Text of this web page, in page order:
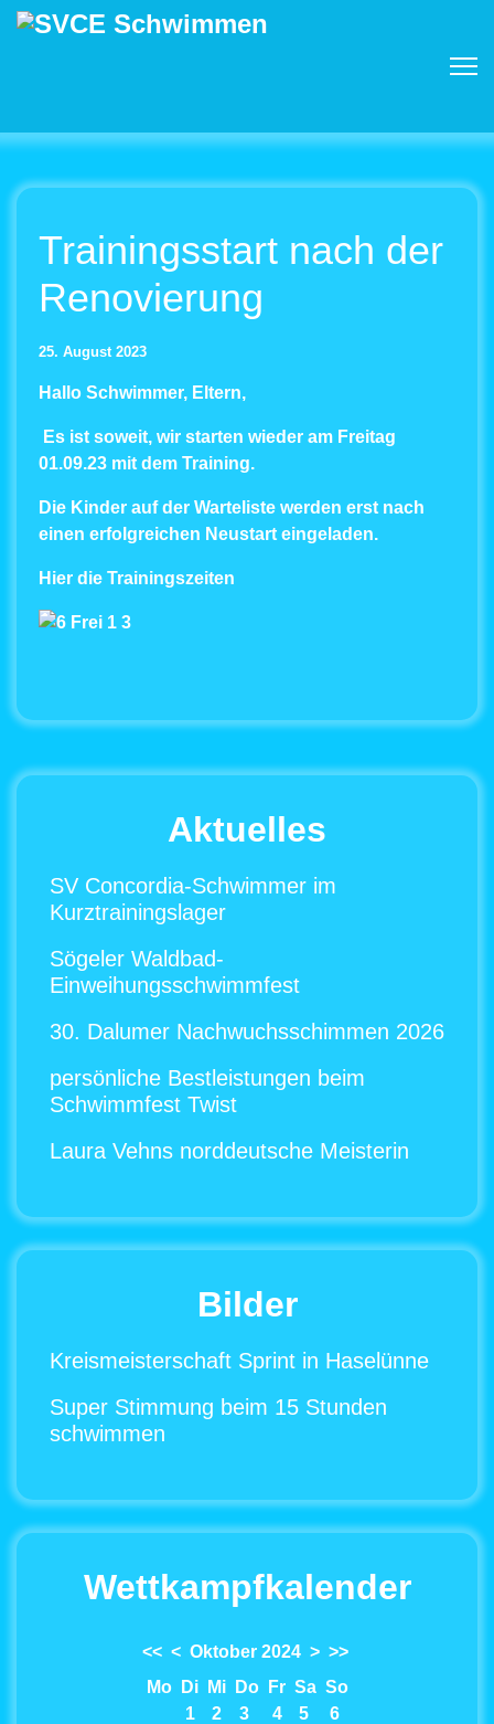
Trainingsstart nach der
Renovierung
25. August 2023
Hallo Schwimmer, Eltern,
Es ist soweit, wir starten wieder am Freitag
01.09.23 mit dem Training.
Die Kinder auf der Warteliste werden erst nach
einen erfolgreichen Neustart eingeladen.
Hier die Trainingszeiten
Aktuelles
SV Concordia-Schwimmer im
Kurztrainingslager
Sögeler Waldbad-
Einweihungsschwimmfest
30. Dalumer Nachwuchsschimmen 2026
persönliche Bestleistungen beim
Schwimmfest Twist
Laura Vehns norddeutsche Meisterin
Bilder
Kreismeisterschaft Sprint in Haselünne
Super Stimmung beim 15 Stunden
schwimmen
Wettkampfkalender
<< < Oktober 2024 > >>
Mo
Di Mi Do Fr Sa So
1
2 3 4 5
6